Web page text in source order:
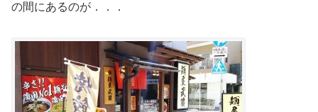
の間にあるのが．．．